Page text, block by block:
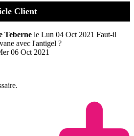
Client
Teberne le Lun 04 Oct 2021 Faut-il
avec l'antigel ?
06 Oct 2021